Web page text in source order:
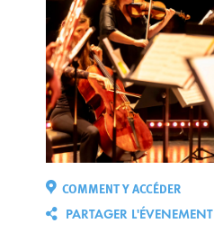
COMMENT Y ACCÉDER
PARTAGER L'ÉVENEMENT